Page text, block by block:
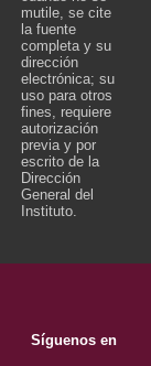
mutile, se cite
la fuente
completa y su
dirección
electrónica; su
uso para otros
fines, requiere
autorización
previa y por
escrito de la
Dirección
General del
Instituto.
Síguenos en